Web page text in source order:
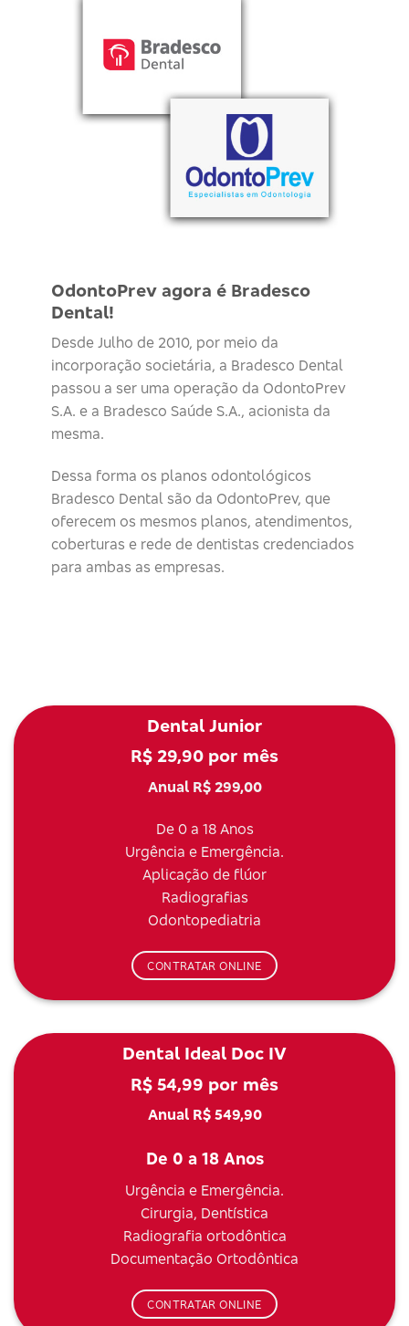
OdontoPrev agora é Bradesco
Dental!
Desde Julho de 2010, por meio da
incorporação societária, a Bradesco Dental
passou a ser uma operação da OdontoPrev
S.A. e a Bradesco Saúde S.A., acionista da
mesma.
Dessa forma os planos odontológicos
Bradesco Dental são da OdontoPrev, que
oferecem os mesmos planos, atendimentos,
coberturas e rede de dentistas credenciados
para ambas as empresas.
Dental Junior
R$ 29,90 por mês
Anual R$ 299,00
De 0 a 18 Anos
Urgência e Emergência.
Aplicação de flúor
Radiografias
Odontopediatria
CONTRATAR ONLINE
Dental Ideal Doc IV
R$ 54,99 por mês
Anual R$ 549,90
De 0 a 18 Anos
Urgência e Emergência.
Cirurgia, Dentística
Radiografia ortodôntica
Documentação Ortodôntica
CONTRATAR ONLINE